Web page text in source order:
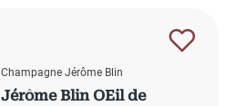
Champagne Jérôme Blin
Jérôme Blin OEil de